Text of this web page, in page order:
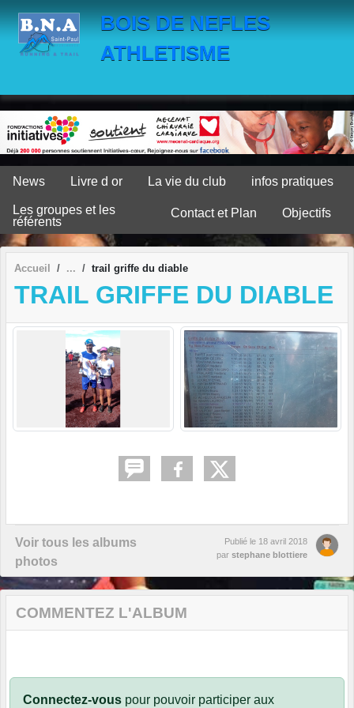
BOIS DE NEFLES
ATHLETISME
News Livre d or La vie du club infos pratiques
Les groupes et les
référents
Contact et Plan Objectifs
Accueil trail griffe du diable
TRAIL GRIFFE DU DIABLE
Voir tous les albums
photos
Publié le 18 avril 2018
par stephane blottiere
COMMENTEZ L'ALBUM
Connectez-vous pour pouvoir participer aux